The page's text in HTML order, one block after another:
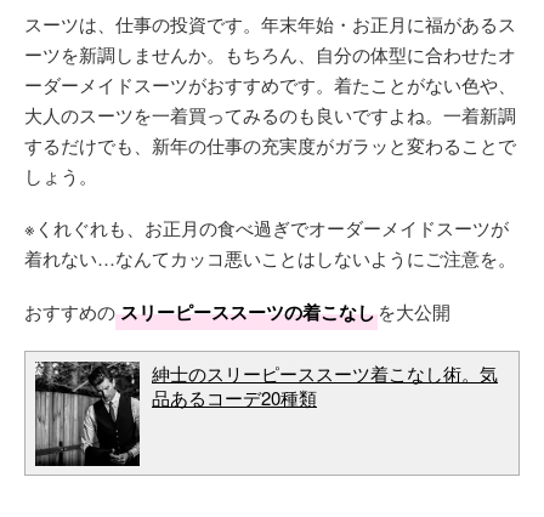
スーツは、仕事の投資です。年末年始・お正月に福があるス
ーツを新調しませんか。もちろん、自分の体型に合わせたオ
ーダーメイドスーツがおすすめです。着たことがない色や、
大人のスーツを一着買ってみるのも良いですよね。一着新調
するだけでも、新年の仕事の充実度がガラッと変わることで
しょう。
※くれぐれも、お正月の食べ過ぎでオーダーメイドスーツが
着れない…なんてカッコ悪いことはしないようにご注意を。
おすすめのスリーピーススーツの着こなしを大公開
紳士のスリーピーススーツ着こなし術。気
品あるコーデ20種類